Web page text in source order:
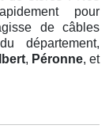
pour
de câbles
département,
, Péronne, et